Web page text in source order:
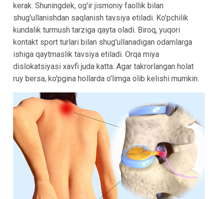
kerak. Shuningdek, og'ir jismoniy faollik bilan
shug'ullanishdan saqlanish tavsiya etiladi. Ko'pchilik
kundalik turmush tarziga qayta oladi. Biroq, yuqori
kontakt sport turlari bilan shug'ullanadigan odamlarga
ishiga qaytmaslik tavsiya etiladi. Orqa miya
dislokatsiyasi xavfi juda katta. Agar takrorlangan holat
ruy bersa, ko'pgina hollarda o'limga olib kelishi mumkin.